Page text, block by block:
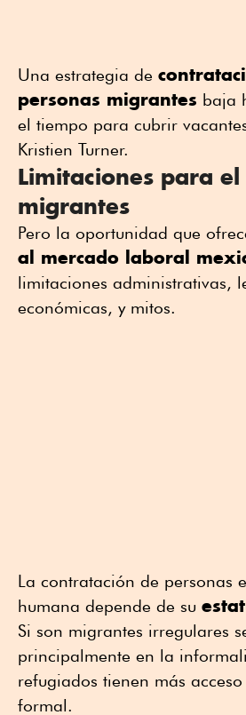
Una estrategia de
personas migrantes baja
el tiempo para cubrir
Kristien Turner.
Limitaciones para
migrantes
Pero la oportunidad que
al mercado laboral
limitaciones administrativas,
económicas, y mitos.
La contratación de personas
humana depende de su
Si son migrantes irregulares
principalmente en la
refugiados tienen más
formal.